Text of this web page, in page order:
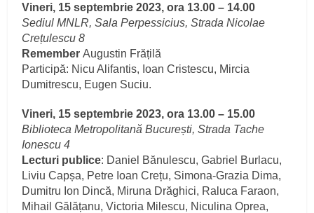
Vineri, 15 septembrie 2023, ora 13.00 – 14.00
Sediul MNLR, Sala Perpessicius, Strada Nicolae
Crețulescu 8
Remember Augustin Frățilă
Participă: Nicu Alifantis, Ioan Cristescu, Mircia
Dumitrescu, Eugen Suciu.
Vineri, 15 septembrie 2023, ora 13.00 – 15.00
Biblioteca Metropolitană București, Strada Tache
Ionescu 4
Lecturi publice: Daniel Bănulescu, Gabriel Burlacu,
Liviu Capșa, Petre Ioan Crețu, Simona-Grazia Dima,
Dumitru Ion Dincă, Miruna Drăghici, Raluca Faraon,
Mihail Gălățanu, Victoria Milescu, Niculina Oprea,